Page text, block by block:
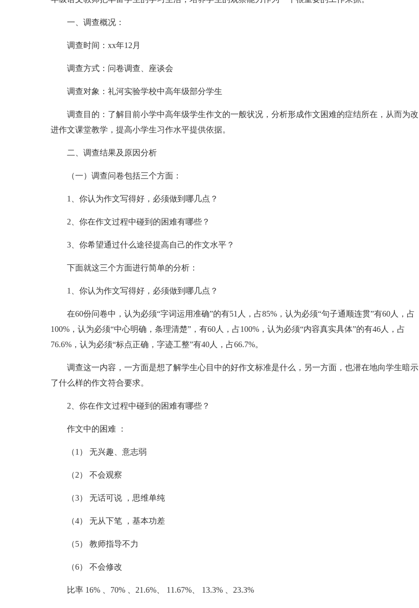
一、调查概况：
调查时间：xx年12月
调查方式：问卷调查、座谈会
调查对象：礼河实验学校中高年级部分学生
调查目的：了解目前小学中高年级学生作文的一般状况，分析形成作文困难的症结所在，从而为改
进作文课堂教学，提高小学生习作水平提供依据。
二、调查结果及原因分析
（一）调查问卷包括三个方面：
1、你认为作文写得好，必须做到哪几点？
2、你在作文过程中碰到的困难有哪些？
3、你希望通过什么途径提高自己的作文水平？
下面就这三个方面进行简单的分析：
1、你认为作文写得好，必须做到哪几点？
在60份问卷中，认为必须“字词运用准确”的有51人，占85%，认为必须“句子通顺连贯”有60人，占
100%，认为必须“中心明确，条理清楚”，有60人，占100%，认为必须“内容真实具体”的有46人，占
76.6%，认为必须“标点正确，字迹工整”有40人，占66.7%。
调查这一内容，一方面是想了解学生心目中的好作文标准是什么，另一方面，也潜在地向学生暗示
了什么样的作文符合要求。
2、你在作文过程中碰到的困难有哪些？
作文中的困难 ：
（1） 无兴趣、意志弱
（2） 不会观察
（3） 无话可说 ，思维单纯
（4） 无从下笔 ，基本功差
（5） 教师指导不力
（6） 不会修改
比率 16% 、70% 、21.6%、 11.67%、 13.3% 、23.3%